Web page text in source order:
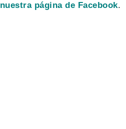
nuestra página de Facebook.